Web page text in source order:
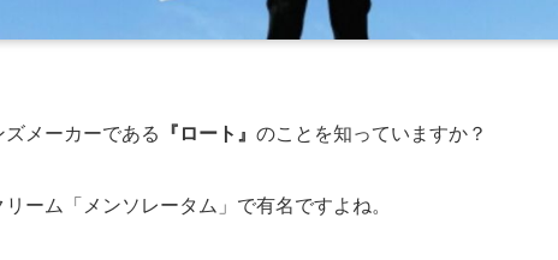
メーカーである 『ロート』 のことを知っていますか？
ーム「メンソレータム」で有名ですよね。